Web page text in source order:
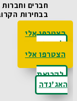
חברים וחברות
בבחירות
הצטרפו אלי
לקריאת
האג'נדה
הצטרפו אלי
לקריאת
האג'נדה